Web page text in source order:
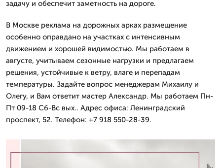
задачу и обеспечит заметность на дороге.
В Москве реклама на дорожных арках размещение
особенно оправдано на участках с интенсивным
движением и хорошей видимостью. Мы работаем в
августе, учитываем сезонные нагрузки и предлагаем
решения, устойчивые к ветру, влаге и перепадам
температуры. Задайте вопрос менеджерам Михаилу и
Олегу, и Вам ответит мастер Александр. Мы работаем Пн-
Пт 09-18 Сб-Вс вых.. Адрес офиса: Ленинградский
проспект, 52. Телефон: +7 918 550-28-39.